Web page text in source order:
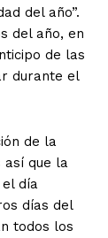
del año”.
del año, en
de las
durante el
de la
así que la
día
días del
todos los